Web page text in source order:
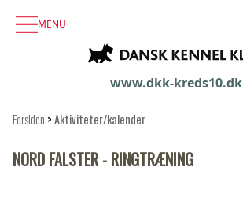
MENU
www.dkk-kreds10.dk
Forsiden >Aktiviteter/kalender
NORD FALSTER - RINGTRÆNING